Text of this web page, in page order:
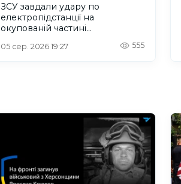
ЗСУ завдали удару по
електропідстанції на
окупованій частині
05 сер. 2026 19:27 555